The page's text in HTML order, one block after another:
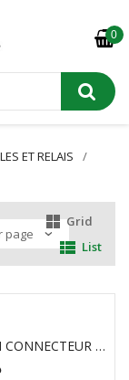
0
ET RELAIS
Grid
List
GX16 12 PIN CONNECTEUR METALLIQUE ROND ( M+F )